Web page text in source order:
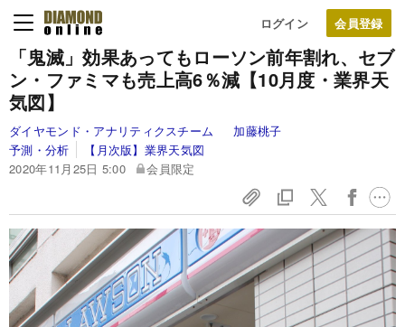
ログイン
「鬼滅」効果あってもローソン前年割れ、セブ
ン・ファミマも売上高6％減【10月度・業界天
気図】
ダイヤモンド・アナリティクスチーム
加藤桃子
予測・分析
【月次版】業界天気図
2020年11月25日 5:00
会員限定